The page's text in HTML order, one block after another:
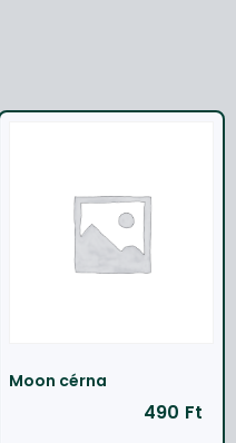
Moon cérna
490 Ft